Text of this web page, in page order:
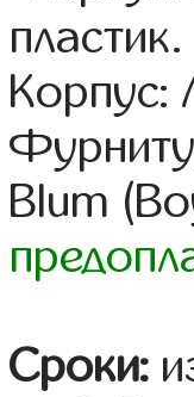
пластик.
Blum
Сроки: